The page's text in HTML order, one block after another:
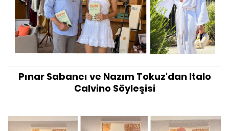
Pınar Sabancı ve Nazım Tokuz'dan Italo
Calvino Söyleşisi